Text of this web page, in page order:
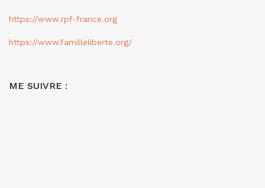
https://www.rpf-france.org
https://www.familleliberte.org/
ME SUIVRE :